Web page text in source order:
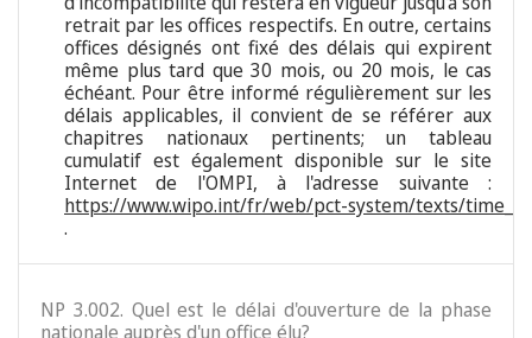
retrait par les offices respectifs. En outre, certains
offices désignés ont fixé des délais qui expirent
même plus tard que 30 mois, ou 20 mois, le cas
échéant. Pour être informé régulièrement sur les
délais applicables, il convient de se référer aux
chapitres nationaux pertinents; un tableau
cumulatif est également disponible sur le site
Internet de l'OMPI, à l'adresse suivante :
https://www.wipo.int/fr/web/pct-system/texts/
.
NP 3.002. Quel est le délai d'ouverture de la phase
nationale auprès d'un office élu?